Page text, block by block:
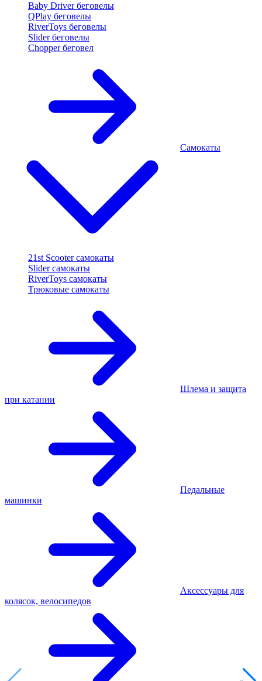
Baby Driver беговелы
QPlay беговелы
RiverToys беговелы
Slider беговелы
Chopper беговел
Самокаты
21st Scooter самокаты
Slider самокаты
RiverToys самокаты
Трюковые самокаты
Шлема и защита
при катании
Педальные
машинки
Аксессуары для
колясок, велосипедов